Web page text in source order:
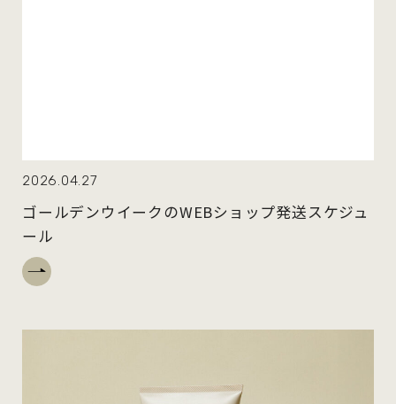
2026.04.27
ゴールデンウイークのWEBショップ発送スケジュ
ール